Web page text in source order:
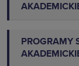
PROGRAMY